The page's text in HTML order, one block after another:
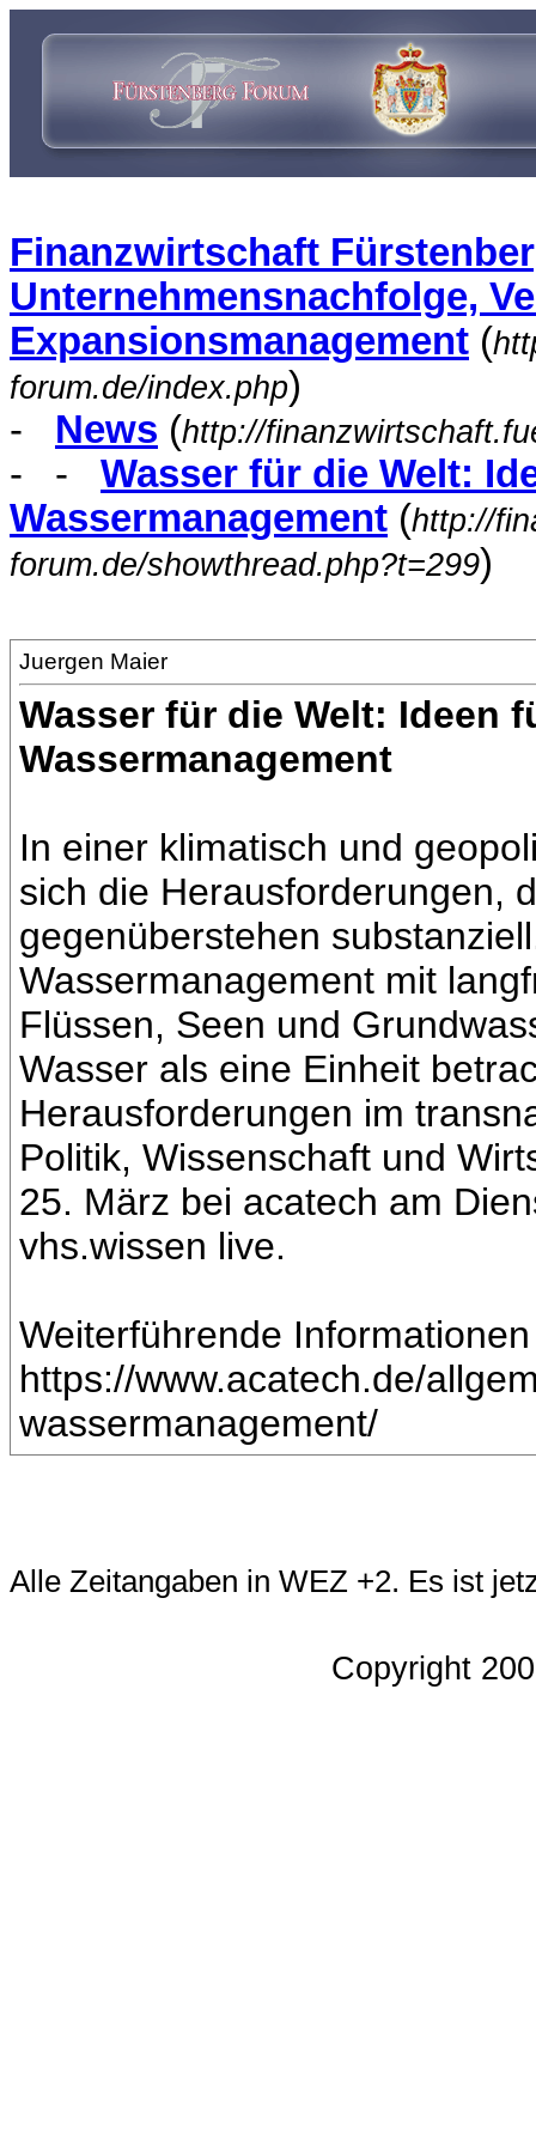
Finanzwirtschaft
Unternehmensnachfolge,
Expansionsmanagement (
forum.de/index.php)
- News (http://
- - Wasser für die Welt:
Wassermanagement (http://
forum.de/showthread.php?t=299)
Juergen Maier
Wasser für die Welt: Ideen
Wassermanagement
In einer klimatisch und
sich die Herausforderungen,
gegenüberstehen
Wassermanagement mit
Flüssen, Seen und
Wasser als eine Einheit
Herausforderungen im
Politik, Wissenschaft und
25. März bei acatech am
vhs.wissen live.
Weiterführende Informationen
https://www.acatech.de/
wassermanagement/
Alle Zeitangaben in WEZ +2. Es ist
Copyright